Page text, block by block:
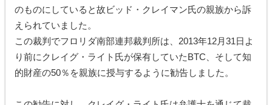
のものにしていると故ビッド・クレイマン氏の親族から訴
えられていました。
この裁判でフロリダ南部連邦裁判所は、2013年12月31日よ
り前にクレイグ・ライト氏が保有していたBTC、そして知
的財産の50％を親族に授与するように勧告しました。